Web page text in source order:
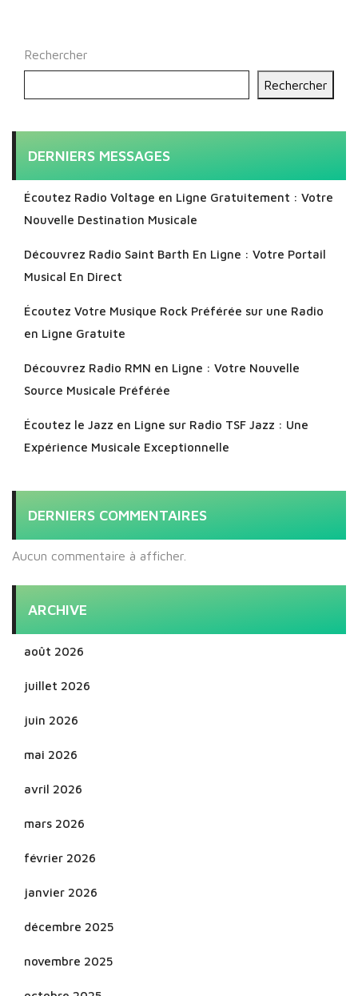
Rechercher
Rechercher
DERNIERS MESSAGES
Écoutez Radio Voltage en Ligne Gratuitement : Votre
Nouvelle Destination Musicale
Découvrez Radio Saint Barth En Ligne : Votre Portail
Musical En Direct
Écoutez Votre Musique Rock Préférée sur une Radio
en Ligne Gratuite
Découvrez Radio RMN en Ligne : Votre Nouvelle
Source Musicale Préférée
Écoutez le Jazz en Ligne sur Radio TSF Jazz : Une
Expérience Musicale Exceptionnelle
DERNIERS COMMENTAIRES
Aucun commentaire à afficher.
ARCHIVE
août 2026
juillet 2026
juin 2026
mai 2026
avril 2026
mars 2026
février 2026
janvier 2026
décembre 2025
novembre 2025